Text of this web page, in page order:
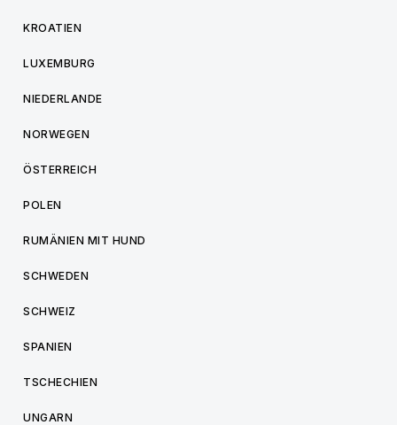
KROATIEN
LUXEMBURG
NIEDERLANDE
NORWEGEN
ÖSTERREICH
POLEN
RUMÄNIEN MIT HUND
SCHWEDEN
SCHWEIZ
SPANIEN
TSCHECHIEN
UNGARN